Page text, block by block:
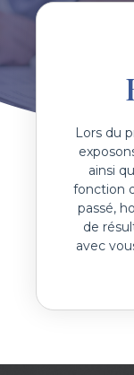
Lors du
ainsi
fonction
passé,
de
avec